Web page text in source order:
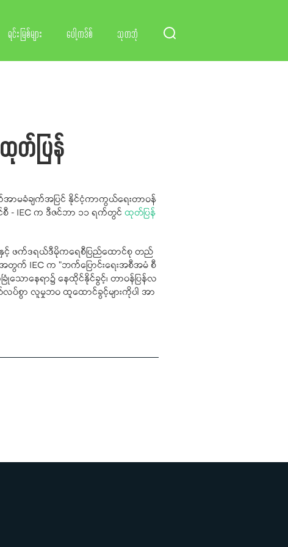
ရင်းမြစ်များ ပေါ့ကဒ်စ် သုတဘုံ
ထုတ်ပြန်
မခံချက်အပြင် နိုင်ငံ့ကာကွယ်ရေးတာဝန်
စီ - IEC က ဒီဇင်ဘာ ၁၁ ရက်တွင် ထုတ်ပြန်
နှင့် ဖက်ဒရယ်ဒီမိုကရေစီပြည်ထောင်စု တည်
တွက် IEC က "ဘက်ပြောင်းရေးအစီအမံ စီ
ြုံသောနေရာ၌ နေထိုင်နိုင်ခွင့်၊ တာဝန်ပြန်လ
လပ်စွာ လူမှုဘဝ ထူထောင်ခွင့်များကိုပါ အာ